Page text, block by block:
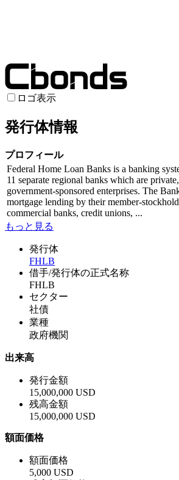
ロゴ表示
発行体情報
プロフィール
Federal Home Loan Banks is a banking
11 separate regional banks which are
government-sponsored enterprises. The
mortgage lending by their member-
commercial banks, credit unions, ...
もっと見る
発行体
FHLB
借手/発行体の正式名称
FHLB
セクター
社債
業種
政府機関
出来高
発行金額
15,000,000 USD
残高金額
15,000,000 USD
額面価格
額面価格
5,000 USD